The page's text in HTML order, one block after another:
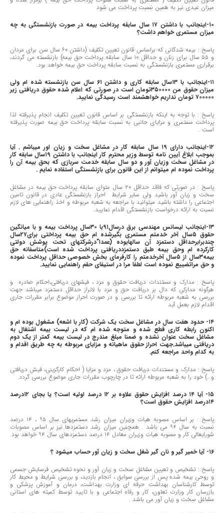
میزان عیدی نیز به همین نسبت پرداخت می شود
١٠-اینجانب
با داشتن ١٧ سال سابقه پرداخت بیمه در صورت بازنشستگی به چه
میزان مستمریخواهم داشت؟
پاسخ : بیمه شدگانی که براساس قانون تعیین تکلیف (داشتن ٦٠ سال سن برای مردان
و ٥٥ سال برای زنان و حداقل ١٠ سال سابقه پرداخت حق بیمه) بازنشسته می گردند،
برقراری مستمری بازنشستگی به نسبت سابقه پرداخت حق بیمه خواهد بود.
١١-اینجانب
با ١٣سال سابقه کاری و داشتن ٦١ سال سن بازنشسته شده ام ولی
میزان حقوق من ٣٥٠٠٠٠تومان است در صورتی که اعلام شده حقوق دریافتی زیر
٧٠٠٠٠٠ تومان نداریم خواهشمند است رسیدگی نمایید.
پاسخ : با توجه به اینکه بازنشستگی بر اساس قانون تعیین تکلیف انجام پذیرفته لذا
پرداخت مستمری و مزایای جانبی به نسبت سابقه پرداخت حق بیمه صورت پذیرفته
است .
١٢-اینجانب دارای ١٩ سال سابقه کار در مشاغل سخت و زیان اور میباشم . آیا
بموجب ابلاغ آیین نامه توسط وزیر محترم کار اینجانب با داشتن ١٩سال سابقه کار
در مشاغل سخت وزیان آور و دو سال سابقه خدمت سربازی که بحق بیمه آن را
پرداخت نموده ام میتوانم از این قانون برای بازنشستگی استفاده نمایم .
پاسخ : در صورتی که فاقد حداقل ٢٠ سال متوای سابقه پرداخت حق بیمه در مشاغل
سخت و زیان آور باشید ولی سایر شرایط احراز بازنشستگی عادی در قانون تامین
اجتماعی را داشته باشید میتوانید با مراجعه به شعبه مربوطه و اخذ راهنمایی های لازم
نسبت به ارائه درخواست بازنشستگی اقدام نمایید.
١٣-اینجانب لیسانس مهندسی برق درسال٩١با ٣٠سال پرداخت بیمه و با میانگین
حقوق ٥سال آخر خدمتم مستمری بگیرشده ام حق بیمه پرداختی برای٢٧سال
چندبرابرحداقل دستمزد آن سالهابوده (عمدا”درشرکتهای تحت پوشش دولتی
کارکرده ام وحق بیمه طبق دستمزددریافتی پرداخت شده است)متاسفانه حق
بیمه٣سال از ٥سال آخرخدمتم را کارفرمای بخش خصوصی حداقل پرداخت نموده
و حق مراتضییع نموده است لطفا مرا در استیفای حقم راهنمایی نمایید.
پاسخ : مدارک و مستندات دریافت حقوق و مزد ، فیشهای دریافتی،احکام صادره و
هرگونه مدارکی که دال بر دریافت حق و مزد با لاتراز حداقل دستمزد میباشد جهت
بررسی به شعبه مربوطه ارائه تا بررسی و در صورت احراز موضوع برابر مقررات جاری
اقدام لازم بعمل آید
١٤- حدود هفت سال در مشاغل سخت یک شرکت (کار با اشعه) مشغول بوده ام و
اکنون رابطه کاری قطع شده و متوجه شده ام که در لیست بیمه اشتغال به
مشاغل سخت عنوان نشده و ضمنا مبلغ مندرج در لیست بیمه کمتر از یک دوم
دریافتی میباشد.جهت احراز حقوق ماهیانه و مزایای مربوطه به چه طریق اقدام و
به کدام واحد مراجعه کنم.
پاسخ : مدارک و مستندات دریافت حقوق ، مزد و مزایا ( احکام کارگزینی، فیش دریافتی
و…) خود را به شعبه مربوطه ارائه تا در چارچوب مقررات جاری موضوع بررسی گردد.
١٥- آیا ١٤ درصد افزایش حقوق علاوه بر ١٢ درصد اولیه است؟ یا بجای ١٢درصد
١٤درصد افزایش حقوق است؟
پاسخ : بر اساس مصوبه هیات وزیران میزان رشد مستمریهای سال ٩٥ ، ١٤ درصد
نسبت به سال ٩٤ می باشد . همچنین میزان رشد دستمزدها نیز بر اساس مصوبات
شورایعالی کار و مصوبه هیات وزیران معادل ١٤ درصد دستمزدهای سال ٩٤ خواهد بود.
١٦- آیا خمیر گیر و نان گیر شغل سخت و زیان آور حساب میشود ؟
پاسخ : تشخیص و تعیین مشاغل سخت و زیان آور و نحوه تشخیص فرسایش جسمی
و روحی بیمه شده پس از بررسی سوابق ، انجام بازدید، و بررسی شرایط و محیط کار
توسط کارشناسان بهداشت حرفه ای وزارت بهداشت، درمان و آموزش پزشکی و
بازرسان کار وزارت تعاون، کار و رفاه اجتماعی و با تایید توسط کمیته های استانی
مشاغل سخت و زیان آور می باشد .